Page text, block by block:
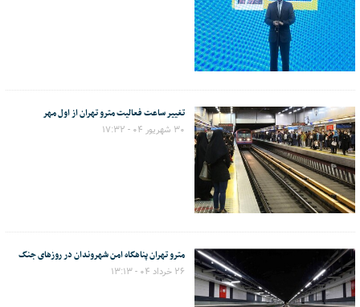
تغییر ساعت فعالیت مترو تهران از اول مهر
۳۰ شهریور ۰۴ - ۱۷:۳۲
مترو تهران پناهگاه امن شهروندان در روزهای جنگ
۲۶ خرداد ۰۴ - ۱۳:۱۳